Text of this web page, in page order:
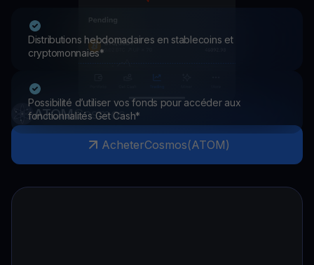
Distributions hebdomadaires en stablecoins et
cryptomonnaies*
Possibilité d’utiliser vos fonds pour accéder aux
fonctionnalités Get Cash*
ATOMCosmos
AcheterCosmos(ATOM)